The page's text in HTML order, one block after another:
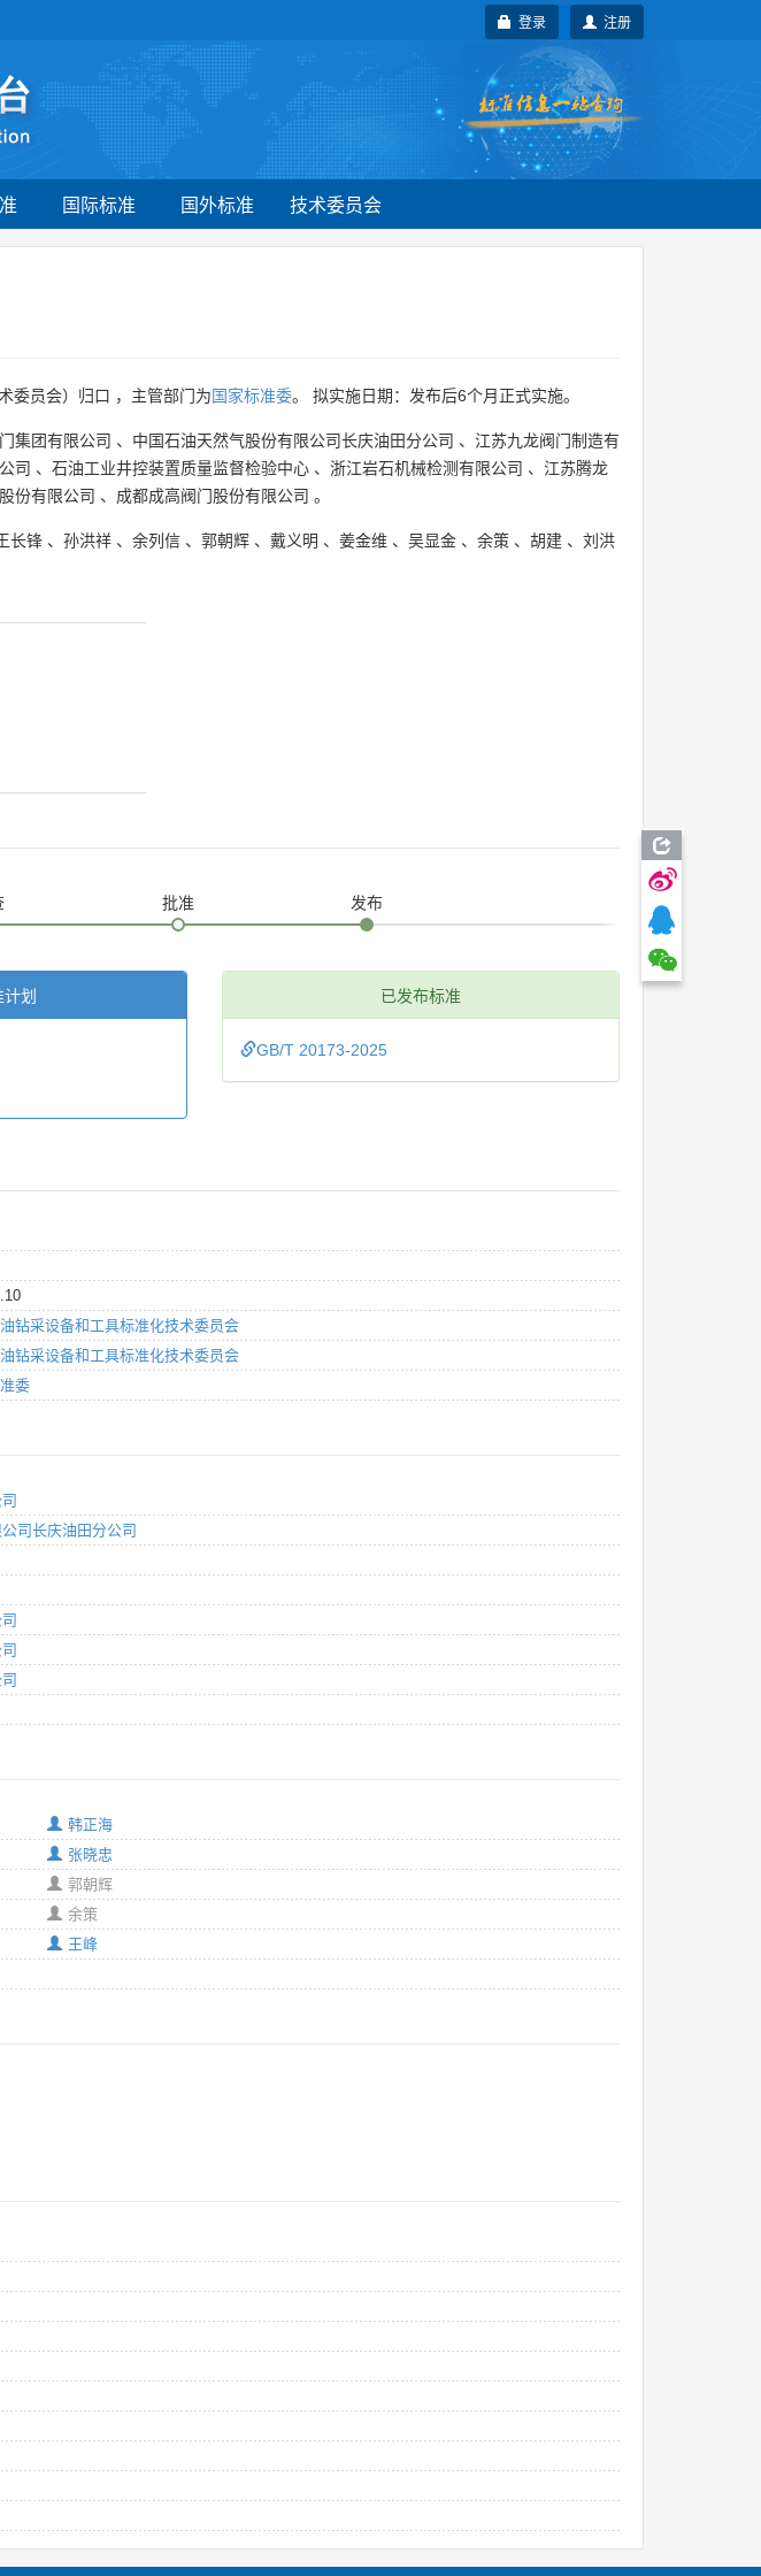
注册
登录
国际标准 国外标准 技术委员会
委员会）归口 ，主管部门为国家标准委。 拟实施日期：发布后6个月正式实施。
集团有限公司 、 中国石油天然气股份有限公司长庆油田分公司 、 江苏九龙阀门制造有
司 、 石油工业井控装置质量监督检验中心 、 浙江岩石机械检测有限公司 、 江苏腾龙
份有限公司 、 成都成高阀门股份有限公司 。
长锋 、 孙洪祥 、 余列信 、 郭朝辉 、 戴义明 、 姜金维 、 吴显金 、 余策 、 胡建 、 刘洪
批准 发布
计划 已发布标准
GB/T 20173-2025
钻采设备和工具标准化技术委员会
钻采设备和工具标准化技术委员会
委
司长庆油田分公司
韩正海
张晓忠
郭朝辉
余策
王峰